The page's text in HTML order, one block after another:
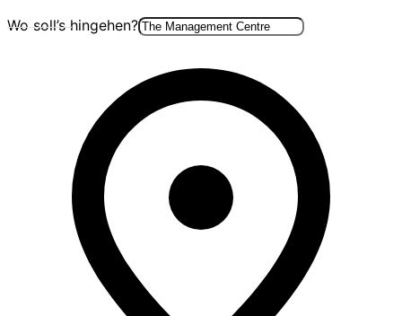
Wo soll’s hingehen?